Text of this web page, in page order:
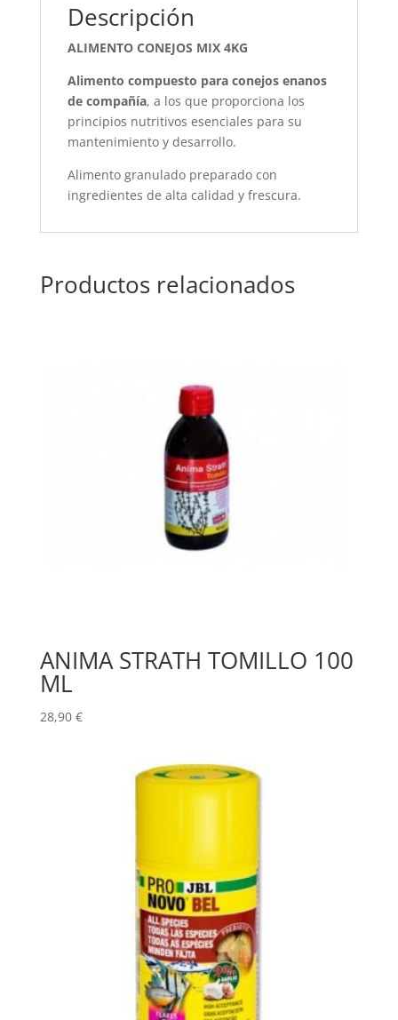
Descripción
ALIMENTO CONEJOS MIX 4KG
Alimento compuesto para conejos enanos
de compañía, a los que proporciona los
principios nutritivos esenciales para su
mantenimiento y desarrollo.
Alimento granulado preparado con
ingredientes de alta calidad y frescura.
Productos relacionados
ANIMA STRATH TOMILLO 100
ML
28,90 €